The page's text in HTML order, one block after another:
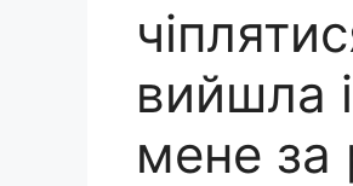
вийшла
мене за